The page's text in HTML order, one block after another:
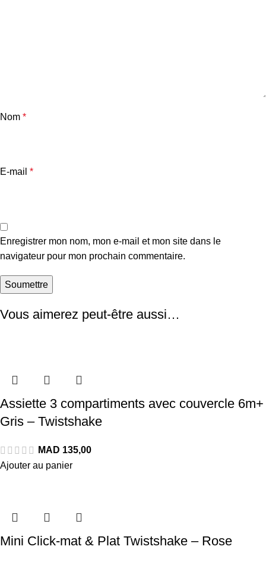
Nom *
E-mail *
Enregistrer mon nom, mon e-mail et mon site dans le
navigateur pour mon prochain commentaire.
Vous aimerez peut-être aussi…
Assiette 3 compartiments avec couvercle 6m+
Gris – Twistshake
Ajouter au panier
Mini Click-mat & Plat Twistshake – Rose